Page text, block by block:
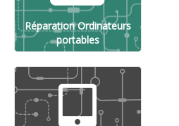
Réparation Ordinateurs
portables